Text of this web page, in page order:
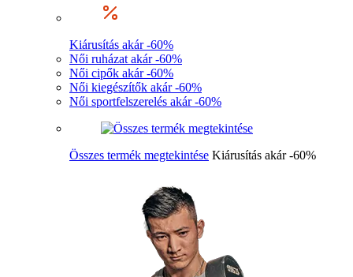
Kiárusítás akár -60%
Női ruházat akár -60%
Női cipők akár -60%
Női kiegészítők akár -60%
Női sportfelszerelés akár -60%
Összes termék megtekintése Kiárusítás akár -60%